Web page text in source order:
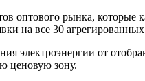
оптового рынка,
на все 30
электроэнергии от
ценовую зону.